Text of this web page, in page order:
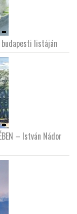
listáján
– István Nádor